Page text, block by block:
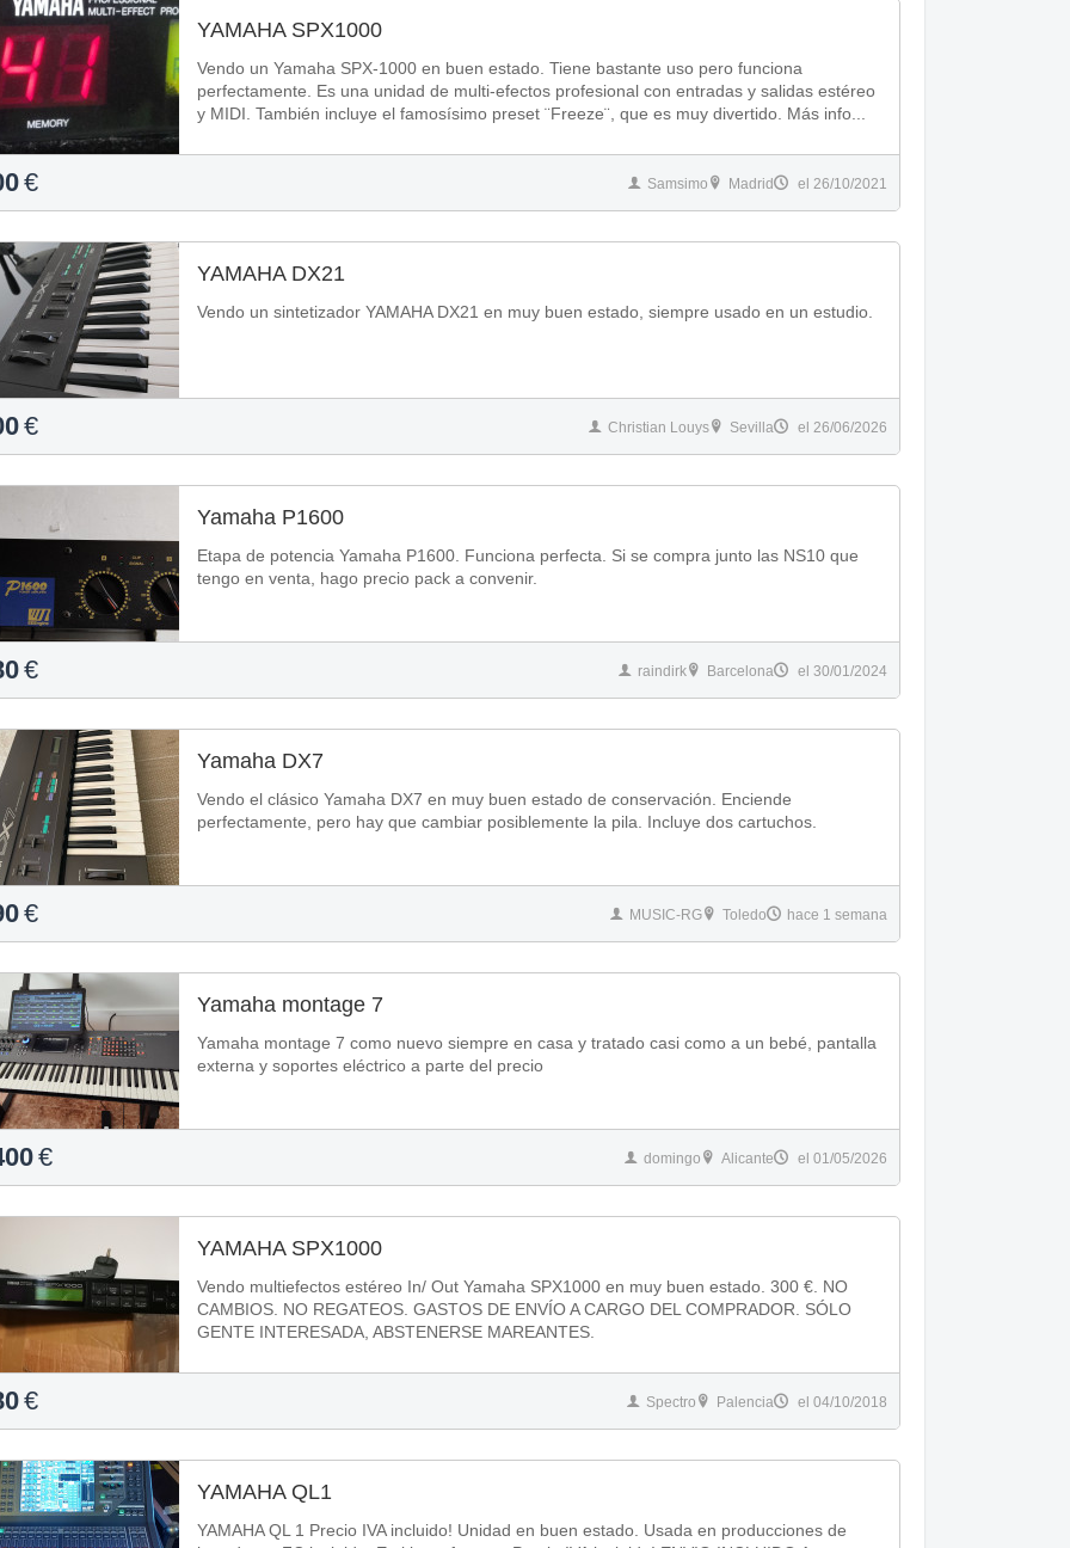
YAMAHA SPX1000
Vendo un Yamaha SPX-1000 en buen estado. Tiene bastante uso pero funciona
perfectamente. Es una unidad de multi-efectos profesional con entradas y salidas estéreo
y MIDI. También incluye el famosísimo preset ¨Freeze¨, que es muy divertido. Más info...
€ Samsimo Madrid el 26/10/2021
YAMAHA DX21
Vendo un sintetizador YAMAHA DX21 en muy buen estado, siempre usado en un estudio.
€ Christian Louys Sevilla el 26/06/2026
Yamaha P1600
Etapa de potencia Yamaha P1600. Funciona perfecta. Si se compra junto las NS10 que
tengo en venta, hago precio pack a convenir.
€ raindirk Barcelona el 30/01/2024
Yamaha DX7
Vendo el clásico Yamaha DX7 en muy buen estado de conservación. Enciende
perfectamente, pero hay que cambiar posiblemente la pila. Incluye dos cartuchos.
€ MUSIC-RG Toledo hace 1 semana
Yamaha montage 7
Yamaha montage 7 como nuevo siempre en casa y tratado casi como a un bebé, pantalla
externa y soportes eléctrico a parte del precio
€ domingo Alicante el 01/05/2026
YAMAHA SPX1000
Vendo multiefectos estéreo In/ Out Yamaha SPX1000 en muy buen estado. 300 €. NO
CAMBIOS. NO REGATEOS. GASTOS DE ENVÍO A CARGO DEL COMPRADOR. SÓLO
GENTE INTERESADA, ABSTENERSE MAREANTES.
€ Spectro Palencia el 04/10/2018
YAMAHA QL1
YAMAHA QL 1 Precio IVA incluido! Unidad en buen estado. Usada en producciones de